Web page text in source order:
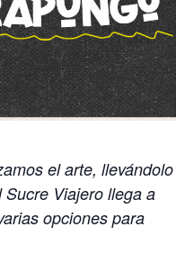
el arte, llevándolo
Viajero llega a
opciones para